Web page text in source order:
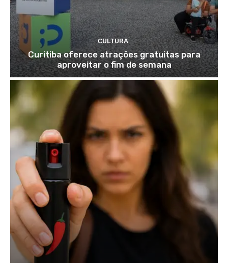
CULTURA
Curitiba oferece atrações gratuitas para
aproveitar o fim de semana